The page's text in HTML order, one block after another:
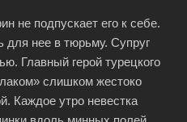
не подпускает его к себе.
для нее в тюрьму. Супруг
Главный герой турецкого
слишком жестоко
Каждое утро невестка